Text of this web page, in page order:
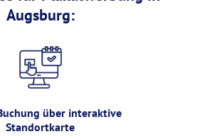
Augsburg:
über interaktive
Standortkarte